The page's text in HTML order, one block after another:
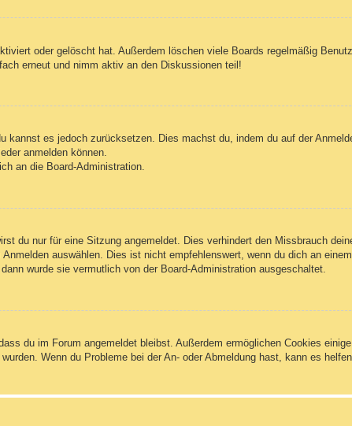
oder gelöscht hat. Außerdem löschen viele Boards regelmäßig
erneut und nimm aktiv an den Diskussionen teil!
es jedoch zurücksetzen. Dies machst du, indem du auf der
anmelden können.
an die Board-Administration.
du nur für eine Sitzung angemeldet. Dies verhindert den Missbrauch
auswählen. Dies ist nicht empfehlenswert, wenn du dich an
wurde sie vermutlich von der Board-Administration ausgeschaltet.
du im Forum angemeldet bleibst. Außerdem ermöglichen Cookies
Wenn du Probleme bei der An- oder Abmeldung hast, kann es